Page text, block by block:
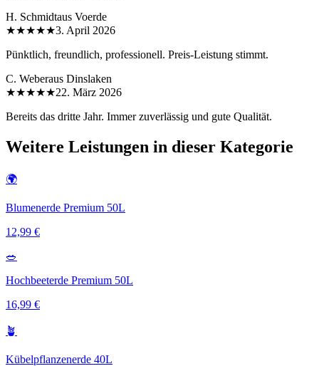
H. Schmidtaus Voerde
★★★★★3. April 2026
Pünktlich, freundlich, professionell. Preis-Leistung stimmt.
C. Weberaus Dinslaken
★★★★★22. März 2026
Bereits das dritte Jahr. Immer zuverlässig und gute Qualität.
Weitere Leistungen in dieser Kategorie
🌍
Blumenerde Premium 50L
12,99 €
🥗
Hochbeeterde Premium 50L
16,99 €
🪴
Kübelpflanzenerde 40L